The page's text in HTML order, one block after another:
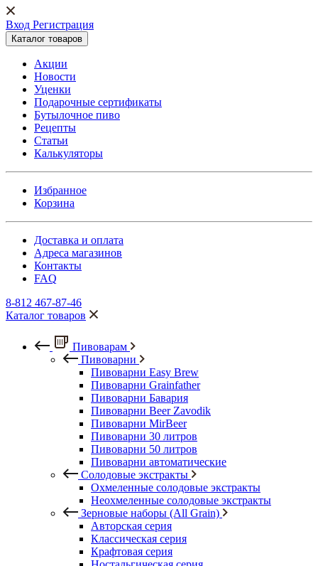
Вход Регистрация
Каталог товаров
Акции
Новости
Уценки
Подарочные сертификаты
Бутылочное пиво
Рецепты
Статьи
Калькуляторы
Избранное
Корзина
Доставка и оплата
Адреса магазинов
Контакты
FAQ
8-812 467-87-46
Каталог товаров
Пивоварам
Пивоварни
Пивоварни Easy Brew
Пивоварни Grainfather
Пивоварни Бавария
Пивоварни Beer Zavodik
Пивоварни MirBeer
Пивоварни 30 литров
Пивоварни 50 литров
Пивоварни автоматические
Солодовые экстракты
Охмеленные солодовые экстракты
Неохмеленные солодовые экстракты
Зерновые наборы (All Grain)
Авторская серия
Классическая серия
Крафтовая серия